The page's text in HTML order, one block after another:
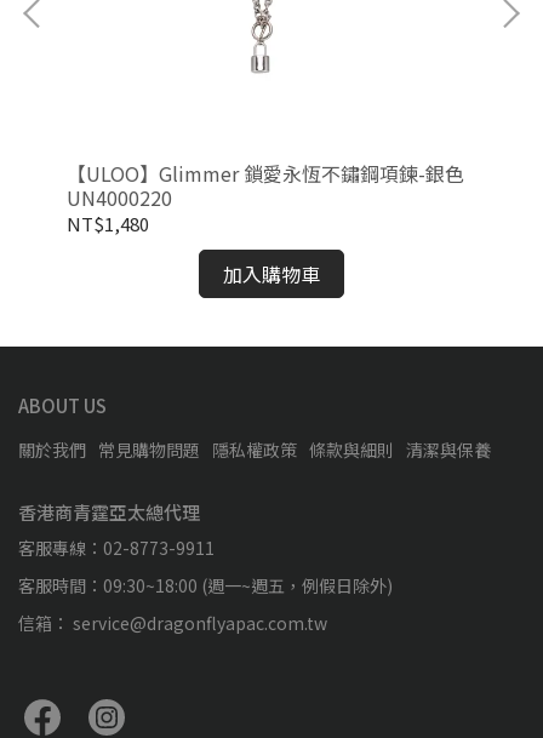
【ULOO】Glimmer 鎖愛永恆不鏽鋼項鍊-銀色
UN4000220
NT$1,480
加入購物車
ABOUT US
關於我們 常見購物問題 隱私權政策 條款與細則 清潔與保養
香港商青霆亞太總代理
客服專線：02-8773-9911
客服時間：09:30~18:00 (週一~週五，例假日除外)
信箱： service@dragonflyapac.com.tw